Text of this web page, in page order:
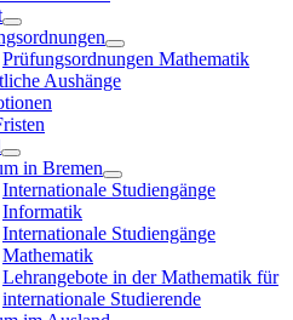
Prüfungsordnungen Mathematik
Aushänge
in Bremen
Internationale Studiengänge
Informatik
Internationale Studiengänge
Mathematik
Lehrangebote in der Mathematik für
internationale Studierende